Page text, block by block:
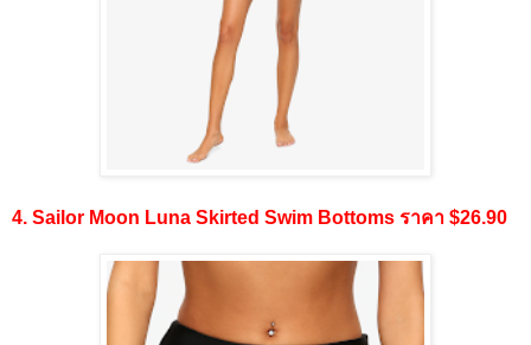
4. Sailor Moon Luna Skirted Swim Bottoms ราคา $26.90